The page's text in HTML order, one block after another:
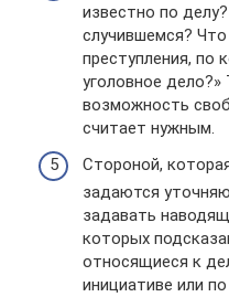
известно по
случившемся?
преступления, по
уголовное
возможность
считает нужным.
Стороной,
задаются
задавать
которых
относящиеся к
инициативе или